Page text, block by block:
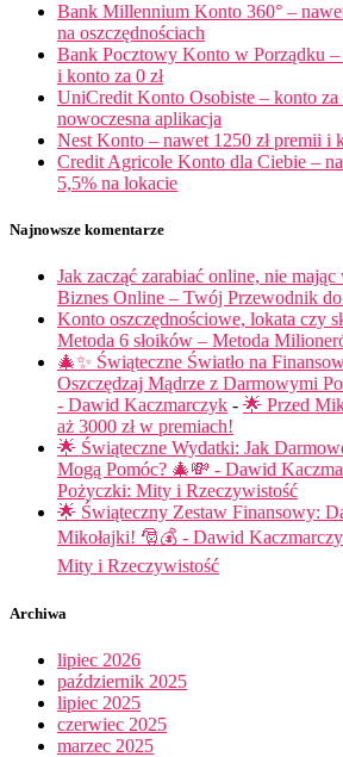
Bank Millennium Konto 360° –
na oszczędnościach
Bank Pocztowy Konto w Porządku –
i konto za 0 zł
UniCredit Konto Osobiste – konto za
nowoczesna aplikacja
Nest Konto – nawet 1250 zł premii i
Credit Agricole Konto dla Ciebie –
5,5% na lokacie
Najnowsze komentarze
Jak zacząć zarabiać online, nie mając
Biznes Online – Twój Przewodnik
Konto oszczędnościowe, lokata czy
Metoda 6 słoików – Metoda
🎄✨ Świąteczne Światło na
Oszczędzaj Mądrze z Darmowymi
- Dawid Kaczmarczyk - 🌟 Przed
aż 3000 zł w premiach!
🌟 Świąteczne Wydatki: Jak
Mogą Pomóc? 🎄💸 - Dawid
Pożyczki: Mity i Rzeczywistość
🌟 Świąteczny Zestaw Finansowy:
Mikołajki! 🎅💰 - Dawid
Mity i Rzeczywistość
Archiwa
lipiec 2026
październik 2025
lipiec 2025
czerwiec 2025
marzec 2025